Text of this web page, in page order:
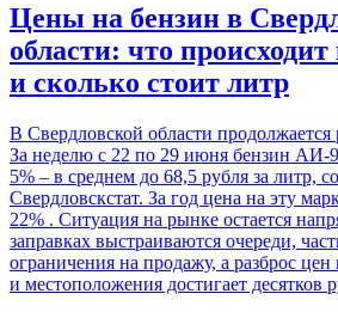
Цены на бензин в
области: что
и сколько стоит литр
В Свердловской области продолжается
За неделю с 22 по 29 июня бензин АИ-
5% – в среднем до 68,5 рубля за литр,
Свердловскстат. За год цена на эту
22% . Ситуация на рынке остается
заправках выстраиваются очереди,
ограничения на продажу, а разброс цен
и местоположения достигает десятков